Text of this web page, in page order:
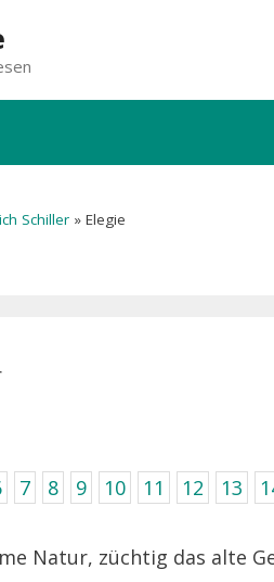
Schiller » Elegie
7 8 9 10 11 12 13
Natur, züchtig das alte